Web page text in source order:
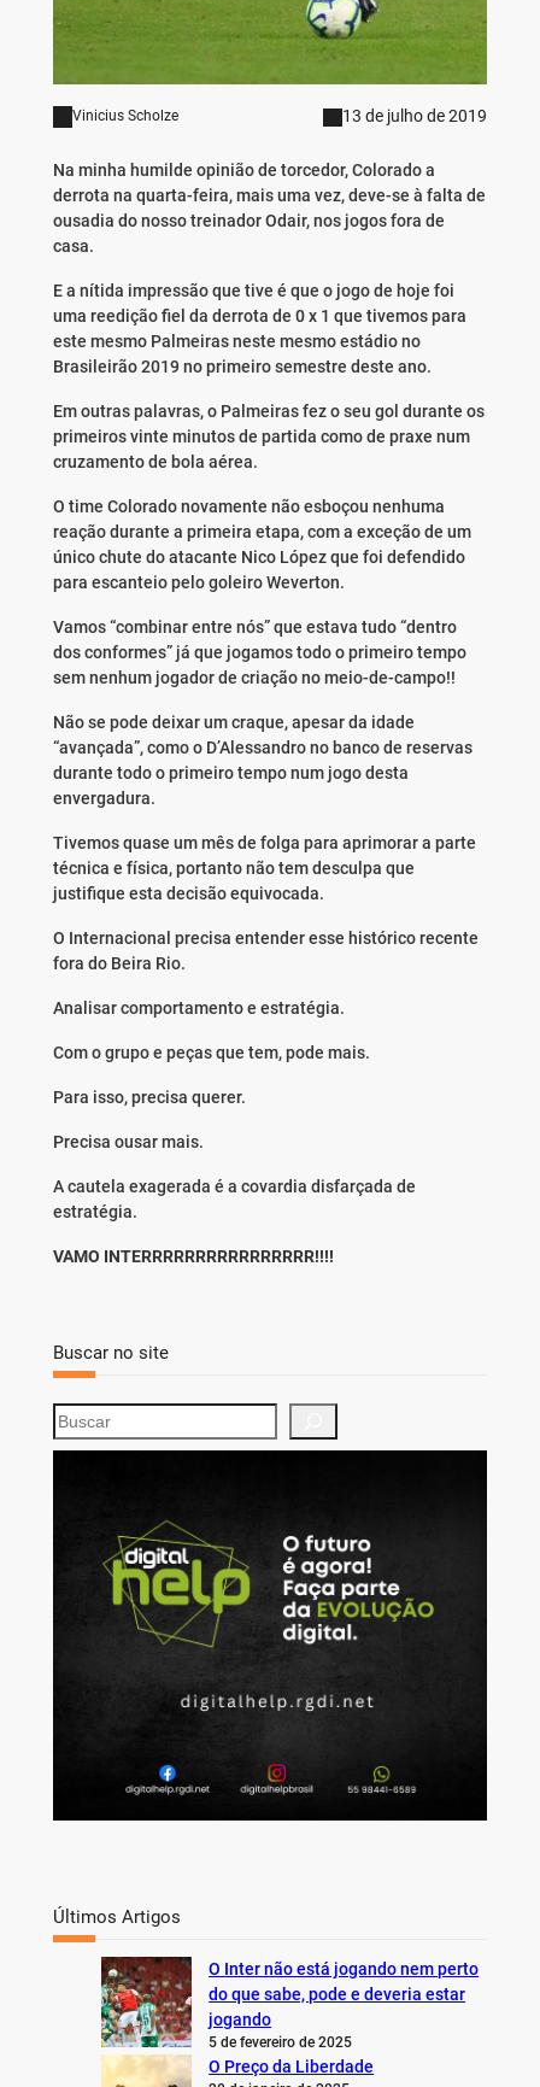
Vinicius Scholze 13 de julho de 2019
Na minha humilde opinião de torcedor, Colorado a
derrota na quarta-feira, mais uma vez, deve-se à falta de
ousadia do nosso treinador Odair, nos jogos fora de
casa.
E a nítida impressão que tive é que o jogo de hoje foi
uma reedição fiel da derrota de 0 x 1 que tivemos para
este mesmo Palmeiras neste mesmo estádio no
Brasileirão 2019 no primeiro semestre deste ano.
Em outras palavras, o Palmeiras fez o seu gol durante os
primeiros vinte minutos de partida como de praxe num
cruzamento de bola aérea.
O time Colorado novamente não esboçou nenhuma
reação durante a primeira etapa, com a exceção de um
único chute do atacante Nico López que foi defendido
para escanteio pelo goleiro Weverton.
Vamos “combinar entre nós” que estava tudo “dentro
dos conformes” já que jogamos todo o primeiro tempo
sem nenhum jogador de criação no meio-de-campo!!
Não se pode deixar um craque, apesar da idade
“avançada”, como o D’Alessandro no banco de reservas
durante todo o primeiro tempo num jogo desta
envergadura.
Tivemos quase um mês de folga para aprimorar a parte
técnica e física, portanto não tem desculpa que
justifique esta decisão equivocada.
O Internacional precisa entender esse histórico recente
fora do Beira Rio.
Analisar comportamento e estratégia.
Com o grupo e peças que tem, pode mais.
Para isso, precisa querer.
Precisa ousar mais.
A cautela exagerada é a covardia disfarçada de
estratégia.
VAMO INTERRRRRRRRRRRRRRRR!!!!
Buscar no site
S
e
Últimos Artigos
O Inter não está jogando nem perto
do que sabe, pode e deveria estar
jogando
5 de fevereiro de 2025
O Preço da Liberdade